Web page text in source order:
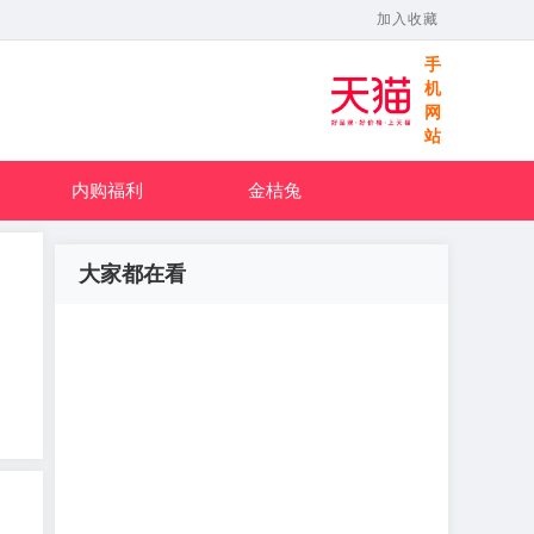
加入收藏
手
机
网
站
内购福利 金桔兔
大家都在看